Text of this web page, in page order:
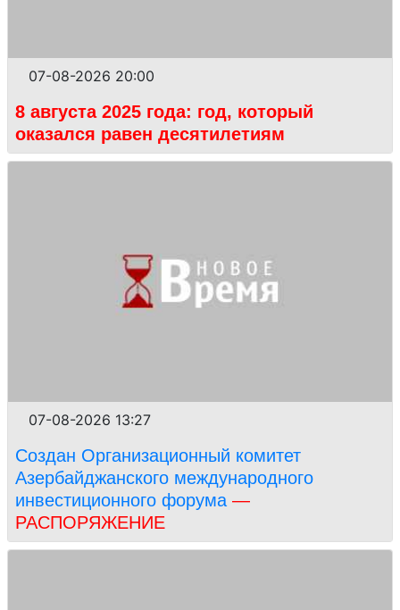
07-08-2026 20:00
8 августа 2025 года: год, который
оказался равен десятилетиям
07-08-2026 13:27
Создан Организационный комитет
Азербайджанского международного
инвестиционного форума —
РАСПОРЯЖЕНИЕ